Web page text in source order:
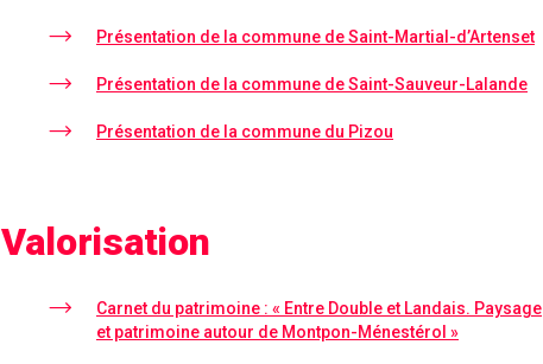
Présentation de la commune de Saint-Martial-d’Artenset
Présentation de la commune de Saint-Sauveur-Lalande
Présentation de la commune du Pizou
Valorisation
Carnet du patrimoine : « Entre Double et Landais. Paysage
et patrimoine autour de Montpon-Ménestérol »